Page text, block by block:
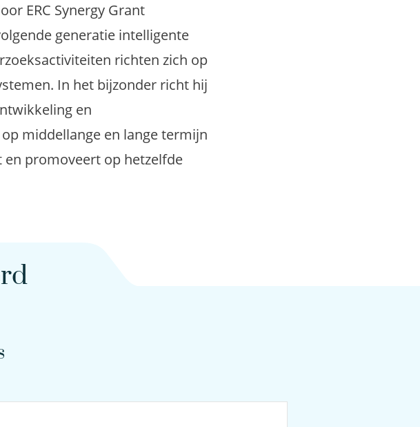
ERC Synergy Grant
generatie intelligente
richten zich op
In het bijzonder richt hij
en
middellange en lange termijn
en promoveert op hetzelfde